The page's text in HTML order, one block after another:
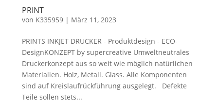
PRINT
von K335959| März 11, 2023
PRINTS INKJET DRUCKER - Produktdesign - ECO-
DesignKONZEPT by supercreative Umweltneutrales
Druckerkonzept aus so weit wie möglich natürlichen
Materialien. Holz, Metall. Glass. Alle Komponenten
sind auf Kreislaufrückführung ausgelegt. Defekte
Teile sollen stets...